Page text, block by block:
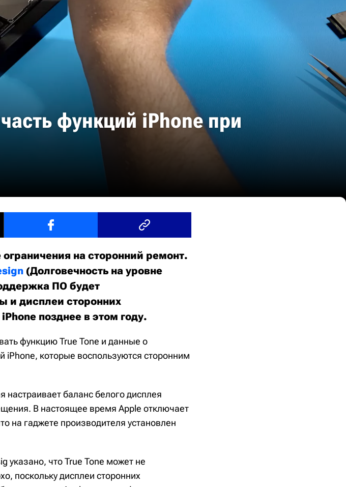
функций iPhone при
на сторонний ремонт.
(Долговечность на уровне
ПО будет
и дисплеи сторонних
позднее в этом году.
функцию True Tone и данные о
iPhone, которые воспользуются сторонним
настраивает баланс белого дисплея
В настоящее время Apple отключает
на гаджете производителя установлен
указано, что True Tone может не
поскольку дисплеи сторонних